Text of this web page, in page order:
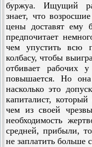
буржуа. Ищущий
знает, что
цены доставят ему
предпочитает
чем упустить всю
колбасу, чтобы
отбивает рабочих
повышается. Но
насколько это
капиталист, который
чем из своей
необходимость
средней, прибыли,
не заплатить больше